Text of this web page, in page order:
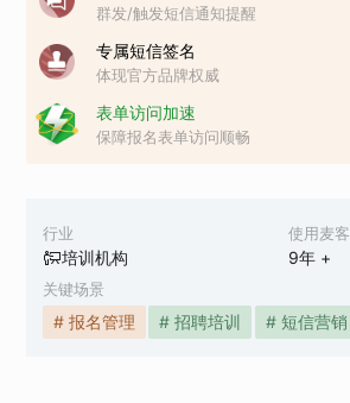
行业
培训机构
使用麦客
9年 +
关键场景
# 报名管理 # 招聘培训 # 短信营销
群发/触发短信通知提醒
专属短信签名
体现官方品牌权威
表单访问加速
保障报名表单访问顺畅